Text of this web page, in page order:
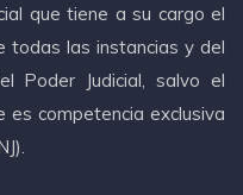
que tiene a su cargo el
todas las instancias y del
Poder Judicial, salvo el
es competencia exclusiva